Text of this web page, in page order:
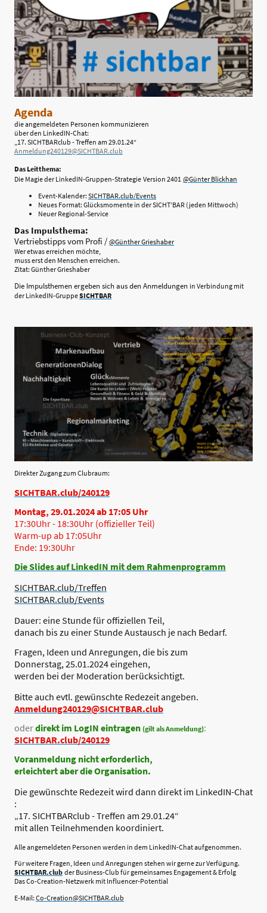
Agenda
die angemeldeten Personen kommunizieren
über den LinkedIN-Chat:
„17. SICHTBARclub - Treffen am 29.01.24“
Anmeldung240129@SICHTBAR.club
Das Leitthema:
Die Magie der LinkedIN-Gruppen-Strategie Version 2401 @Günter Blickhan
Event-Kalender: SICHTBAR.club/Events
Neues Format: Glücksmomente in der SICHT’BAR (jeden Mittwoch)
Neuer Regional-Service
Das Impulsthema:
Vertriebstipps vom Profi / @Günther Grieshaber
Wer etwas erreichen möchte,
muss erst den Menschen erreichen.
Zitat: Günther Grieshaber
Die Impulsthemen ergeben sich aus den Anmeldungen in Verbindung mit
der LinkedIN-GruppeSICHTBAR
Direkter Zugang zum Clubraum:
SICHTBAR.club/240129
Montag, 29.01.2024 ab 17:05 Uhr
17:30Uhr - 18:30Uhr (offizieller Teil)
Warm-up ab 17:05Uhr
Ende: 19:30Uhr
Die Slides auf LinkedIN mit dem Rahmenprogramm
SICHTBAR.club/Treffen
SICHTBAR.club/Events
Dauer: eine Stunde für offiziellen Teil,
danach bis zu einer Stunde Austausch je nach Bedarf.
Fragen, Ideen und Anregungen, die bis zum
Donnerstag, 25.01.2024 eingehen,
werden bei der Moderation berücksichtigt.
Bitte auch evtl. gewünschte Redezeit angeben.
Anmeldung240129@SICHTBAR.club
oderdirekt im LogIN eintragen (gilt als Anmeldung):
SICHTBAR.club/240129
Voranmeldung nicht erforderlich,
erleichtert aber die Organisation.
Die gewünschte Redezeit wird dann direkt im LinkedIN-Chat
:
„17. SICHTBARclub - Treffen am 29.01.24“
mit allen Teilnehmenden koordiniert.
Alle angemeldeten Personen werden in dem LinkedIN-Chat aufgenommen.
Für weitere Fragen, Ideen und Anregungen stehen wir gerne zur Verfügung.
SICHTBAR.club der Business-Club für gemeinsames Engagement & Erfolg
Das Co-Creation-Netzwerk mit Influencer-Potential
E-Mail: Co-Creation@SICHTBAR.club